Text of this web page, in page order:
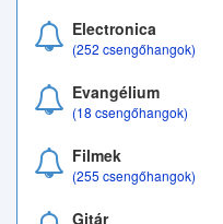
Electronica
(252 csengőhangok)
Evangélium
(18 csengőhangok)
Filmek
(255 csengőhangok)
Gitár